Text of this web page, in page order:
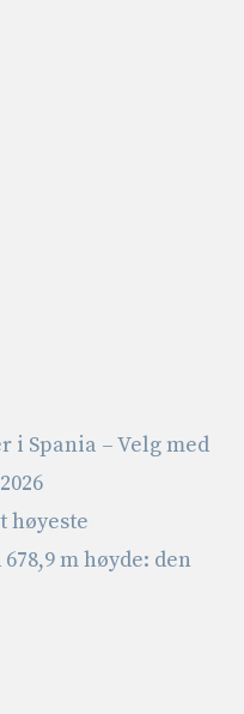
i Spania – Velg med
høyeste
m høyde: den